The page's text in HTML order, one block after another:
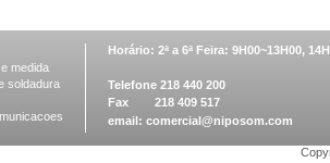
medida
soldadura
Horário: 2ª a 6ª Feira: 9H00~13H00,
Telefone 218 440 200
Fax 218 409 517
email: comercial@niposom.com